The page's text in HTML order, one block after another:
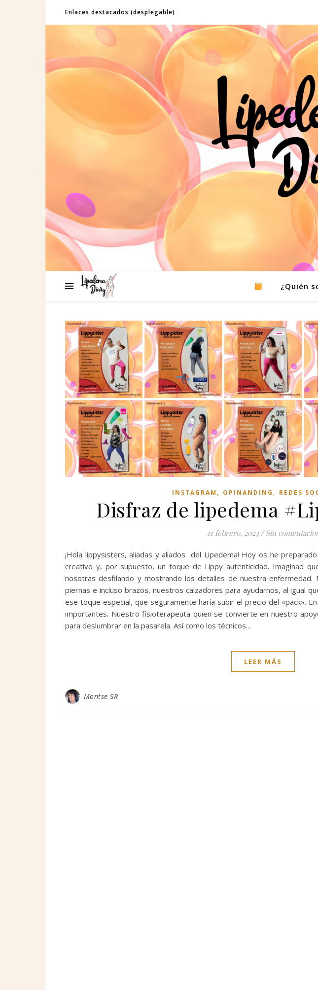
Enlaces destacados (desplegable)
¿Quién
INSTAGRAM , OPINANDING , REDES
Disfraz de lipedema
11 febrero, 2024 / Sin
¡Hola lippysisters, aliadas y aliados del Lipedema! Hoy os he
creativo y, por supuesto, un toque de Lippy autenticidad. Imaginad
nosotras desfilando y mostrando los detalles de nuestra enfermedad.
piernas e incluso brazos, nuestros calzadores para ayudarnos, al igual
ese toque especial, que seguramente haría subir el precio del «pack».
importantes. Nuestro fisioterapeuta quien se convierte en nuestro
para deslumbrar en la pasarela. Así como los técnicos…
LEER MÁS
Montse SR